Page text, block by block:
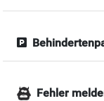
Fehler